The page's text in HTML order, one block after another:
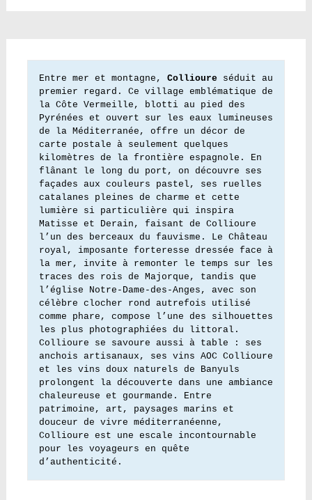
Entre mer et montagne, Collioure séduit au
premier regard. Ce village emblématique de
la Côte Vermeille, blotti au pied des
Pyrénées et ouvert sur les eaux lumineuses
de la Méditerranée, offre un décor de
carte postale à seulement quelques
kilomètres de la frontière espagnole. En
flânant le long du port, on découvre ses
façades aux couleurs pastel, ses ruelles
catalanes pleines de charme et cette
lumière si particulière qui inspira
Matisse et Derain, faisant de Collioure
l’un des berceaux du fauvisme. Le Château
royal, imposante forteresse dressée face à
la mer, invite à remonter le temps sur les
traces des rois de Majorque, tandis que
l’église Notre-Dame-des-Anges, avec son
célèbre clocher rond autrefois utilisé
comme phare, compose l’une des silhouettes
les plus photographiées du littoral.
Collioure se savoure aussi à table : ses
anchois artisanaux, ses vins AOC Collioure
et les vins doux naturels de Banyuls
prolongent la découverte dans une ambiance
chaleureuse et gourmande. Entre
patrimoine, art, paysages marins et
douceur de vivre méditerranéenne,
Collioure est une escale incontournable
pour les voyageurs en quête
d’authenticité.